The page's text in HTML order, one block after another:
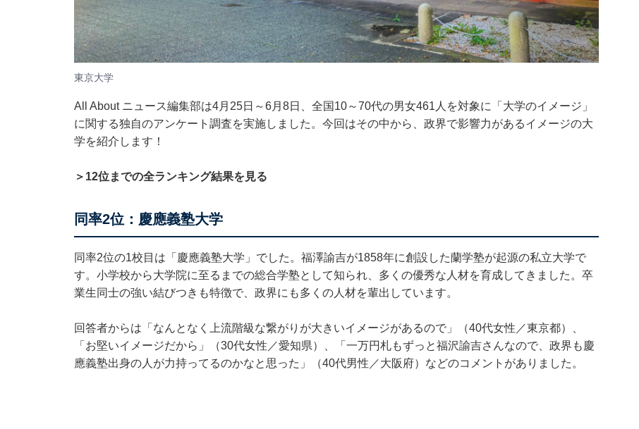
東京大学
All About ニュース編集部は4月25日～6月8日、全国10～70代の男女461人を対象に「大学のイメージ」
に関する独自のアンケート調査を実施しました。今回はその中から、政界で影響力があるイメージの大
学を紹介します！
＞12位までの全ランキング結果を見る
同率2位：慶應義塾大学
同率2位の1校目は「慶應義塾大学」でした。福澤諭吉が1858年に創設した蘭学塾が起源の私立大学で
す。小学校から大学院に至るまでの総合学塾として知られ、多くの優秀な人材を育成してきました。卒
業生同士の強い結びつきも特徴で、政界にも多くの人材を輩出しています。
回答者からは「なんとなく上流階級な繋がりが大きいイメージがあるので」（40代女性／東京都）、
「お堅いイメージだから」（30代女性／愛知県）、「一万円札もずっと福沢諭吉さんなので、政界も慶
應義塾出身の人が力持ってるのかなと思った」（40代男性／大阪府）などのコメントがありました。